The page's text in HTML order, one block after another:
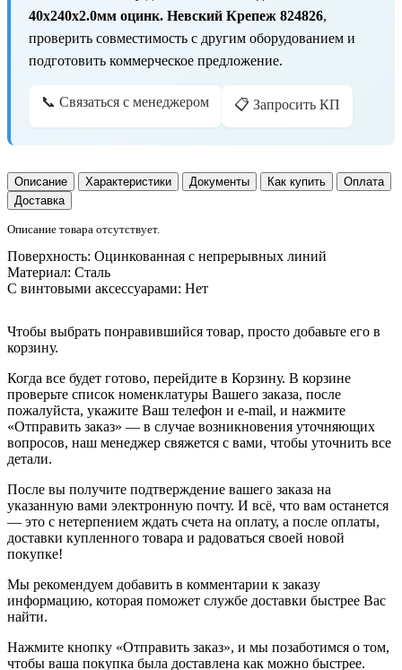
40х240х2.0мм оцинк. Невский Крепеж 824826,
проверить совместимость с другим оборудованием и
подготовить коммерческое предложение.
📞 Связаться с менеджером 📋 Запросить КП
Описание Характеристики Документы Как купить
Оплата
Доставка
Описание товара отсутствует.
Поверхность: Оцинкованная с непрерывных линий
Материал: Сталь
С винтовыми аксессуарами: Нет
Чтобы выбрать понравившийся товар, просто добавьте его в
корзину.
Когда все будет готово, перейдите в Корзину. В корзине
проверьте список номенклатуры Вашего заказа, после
пожалуйста, укажите Ваш телефон и e-mail, и нажмите
«Отправить заказ» — в случае возникновения уточняющих
вопросов, наш менеджер свяжется с вами, чтобы уточнить все
детали.
После вы получите подтверждение вашего заказа на
указанную вами электронную почту. И всё, что вам останется
— это с нетерпением ждать счета на оплату, а после оплаты,
доставки купленного товара и радоваться своей новой
покупке!
Мы рекомендуем добавить в комментарии к заказу
информацию, которая поможет службе доставки быстрее Вас
найти.
Нажмите кнопку «Отправить заказ», и мы позаботимся о том,
чтобы ваша покупка была доставлена как можно быстрее.